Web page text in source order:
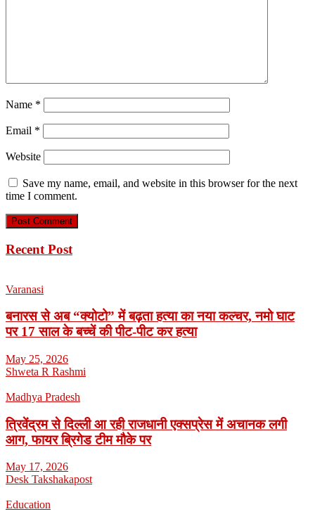
Name *
Email *
Website
Save my name, email, and website in this browser for the next
time I comment.
Recent Post
Varanasi
बनारस से अब “क्योटो” में बढ़ता हत्या का नया कल्चर, नमो घाट
पर 17 साल के बच्चें की पीट-पीट कर हत्या
May 25, 2026
Shweta R Rashmi
Madhya Pradesh
त्रिवेंद्रम से दिल्ली आ रही राजधानी एक्सप्रेस में अचानक लगी
आग, फायर ब्रिगेड टीम मौके पर
May 17, 2026
Desk Takshakapost
Education